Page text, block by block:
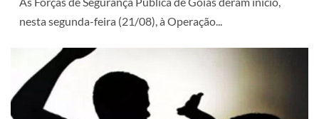
nesta segunda-feira (21/08), à Operação...